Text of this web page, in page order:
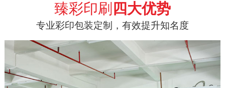
臻彩印刷 四大优势
专业彩印包装定制，有效提升知名度